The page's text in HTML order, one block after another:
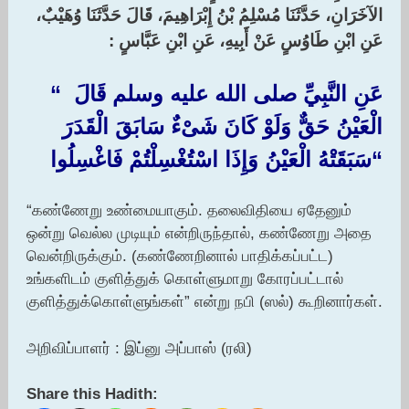
الآخَرَانِ، حَدَّثَنَا مُسْلِمُ بْنُ إِبْرَاهِيمَ، قَالَ حَدَّثَنَا وُهَيْبٌ،
عَنِ ابْنِ طَاوُسٍ عَنْ أَبِيهِ، عَنِ ابْنِ عَبَّاسٍ :‏
عَنِ النَّبِيِّ صلى الله عليه وسلم قَالَ ‏ “‏
الْعَيْنُ حَقٌّ وَلَوْ كَانَ شَىْءٌ سَابَقَ الْقَدَرَ
سَبَقَتْهُ الْعَيْنُ وَإِذَا اسْتُغْسِلْتُمْ فَاغْسِلُوا ‏“
“கண்ணேறு உண்மையாகும். தலைவிதியை ஏதேனும்
ஒன்று வெல்ல முடியும் என்றிருந்தால், கண்ணேறு அதை
வென்றிருக்கும். (கண்ணேறினால் பாதிக்கப்பட்ட)
உங்களிடம் குளித்துக் கொள்ளுமாறு கோரப்பட்டால்
குளித்துக்கொள்ளுங்கள்” என்று நபி (ஸல்) கூறினார்கள்.
அறிவிப்பாளர் : இப்னு அப்பாஸ் (ரலி)
Share this Hadith: